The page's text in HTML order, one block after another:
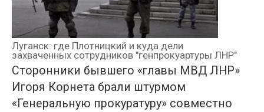
Луганск: где Плотницкий и куда дели
захваченных сотрудников "генпрокуартуры ЛНР"
Сторонники бывшего «главы МВД ЛНР»
Игоря Корнета брали штурмом
«Генеральную прокуратуру» совместно